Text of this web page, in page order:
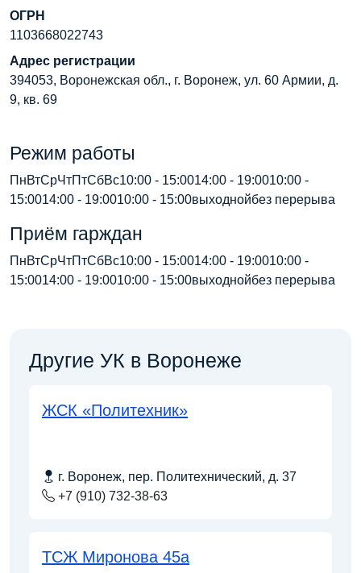
ОГРН
1103668022743
Адрес регистрации
394053, Воронежская обл., г. Воронеж, ул. 60 Армии, д.
9, кв. 69
Режим работы
ПнВтСрЧтПтСбВс10:00 - 15:0014:00 - 19:0010:00 -
15:0014:00 - 19:0010:00 - 15:00выходнойбез перерыва
Приём гарждан
ПнВтСрЧтПтСбВс10:00 - 15:0014:00 - 19:0010:00 -
15:0014:00 - 19:0010:00 - 15:00выходнойбез перерыва
Другие УК в Воронеже
ЖСК «Политехник»
г. Воронеж, пер. Политехнический, д. 37
+7 (910) 732-38-63
ТСЖ Миронова 45а